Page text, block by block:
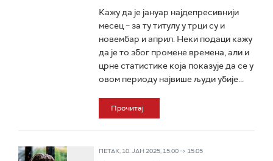
Кажу да је јануар најдепресивнији
месец – за ту титулу у трци су и
новембар и април. Неки подаци кажу
да је то због промене времена, али и
црне статистике која показује да се у
овом периоду највише људи убије...
Прочитај
ПЕТАК, 10. ЈАН 2025, 15:00 -> 15:05